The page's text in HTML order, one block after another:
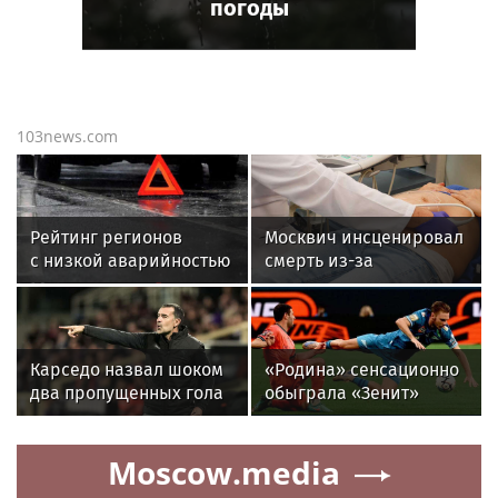
103news.com
Рейтинг регионов
с низкой аварийностью
возглавили Чечня,
Подмосковье
и Брянщина
Москвич инсценировал
смерть из-за
нежелания платить за
аборт своей девушки
Карседо назвал шоком
два пропущенных гола
от "Краснодара" в
матче 3-го тура РПЛ
«Родина» сенсационно
обыграла «Зенит»
и одержала первую
победу в РПЛ
Moscow.media
погоды